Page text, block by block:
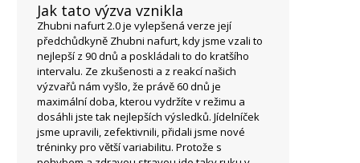
Jak tato výzva vznikla
Zhubni nafurt 2.0 je vylepšená verze její
předchůdkyně Zhubni nafurt, kdy jsme vzali to
nejlepší z 90 dnů a poskládali to do kratšího
intervalu. Ze zkušenosti a z reakcí našich
výzvařů nám vyšlo, že právě 60 dnů je
maximální doba, kterou vydržíte v režimu a
dosáhli jste tak nejlepších výsledků. Jídelníček
jsme upravili, zefektivnili, přidali jsme nové
tréninky pro větší variabilitu. Protože s